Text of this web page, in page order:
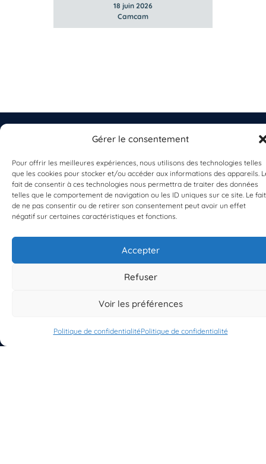
Gérer le consentement
Pour offrir les meilleures expériences, nous utilisons des technologies telles
que les cookies pour stocker et/ou accéder aux informations des appareils.
fait de consentir à ces technologies nous permettra de traiter des données
telles que le comportement de navigation ou les ID uniques sur ce site. Le fait
de ne pas consentir ou de retirer son consentement peut avoir un effet
négatif sur certaines caractéristiques et fonctions.
Accepter
Refuser
Voir les préférences
Politique de confidentialitéPolitique de confidentialité
18 juin 2026
Camcam
S'INSCRIRE À LA NEWSLETTER